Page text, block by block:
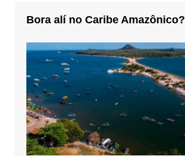
Bora alí no Caribe Amazônico?